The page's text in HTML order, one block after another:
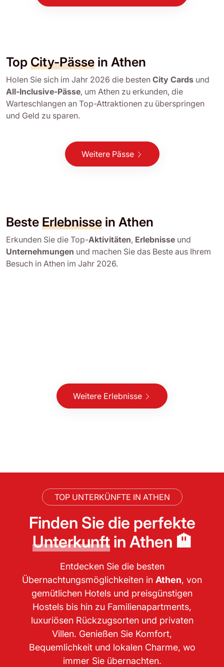
Top City-Pässe in Athen
Holen Sie sich im Jahr 2026 die besten City Cards und
All-Inclusive-Pässe, um Athen zu erkunden, die
Warteschlangen an Top-Attraktionen zu überspringen
und Geld zu sparen.
Weitere Pässe
Beste Erlebnisse in Athen
Erkunden Sie die Top-Aktivitäten, Erlebnisse und
Unternehmungen und machen Sie das Beste aus Ihrem
Besuch in Athen im Jahr 2026.
Weitere Erlebnisse
TOP UNTERKÜNFTE IN ATHEN
Finden Sie die perfekte
Unterkunftin Athen 🏨
Entdecken Sie die besten
Übernachtungsmöglichkeiten in Athen, von
gemütlichen Hotels und preisgünstigen
Hostels bis hin zu Familienapartments,
luxuriösen Rückzugsorten und privaten
Villen. Genießen Sie Komfort,
Bequemlichkeit und lokalen Charme, wo
immer Sie übernachten.